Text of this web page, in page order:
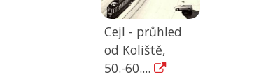
Cejl - průhled
od Koliště,
50.-60....